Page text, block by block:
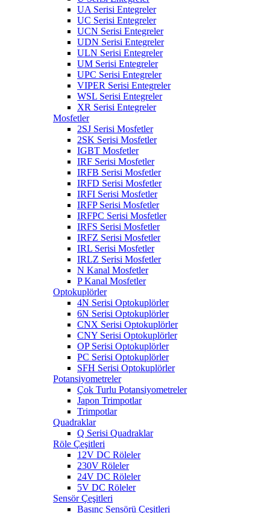
UA Serisi Entegreler
UC Serisi Entegreler
UCN Serisi Entegreler
UDN Serisi Entegreler
ULN Serisi Entegreler
UM Serisi Entegreler
UPC Serisi Entegreler
VIPER Serisi Entegreler
WSL Serisi Entegreler
XR Serisi Entegreler
Mosfetler
2SJ Serisi Mosfetler
2SK Serisi Mosfetler
IGBT Mosfetler
IRF Serisi Mosfetler
IRFB Serisi Mosfetler
IRFD Serisi Mosfetler
IRFI Serisi Mosfetler
IRFP Serisi Mosfetler
IRFPC Serisi Mosfetler
IRFS Serisi Mosfetler
IRFZ Serisi Mosfetler
IRL Serisi Mosfetler
IRLZ Serisi Mosfetler
N Kanal Mosfetler
P Kanal Mosfetler
Optokuplörler
4N Serisi Optokuplörler
6N Serisi Optokuplörler
CNX Serisi Optokuplörler
CNY Serisi Optokuplörler
OP Serisi Optokuplörler
PC Serisi Optokuplörler
SFH Serisi Optokuplörler
Potansiyometreler
Çok Turlu Potansiyometreler
Japon Trimpotlar
Trimpotlar
Quadraklar
Q Serisi Quadraklar
Röle Çeşitleri
12V DC Röleler
230V Röleler
24V DC Röleler
5V DC Röleler
Sensör Çeşitleri
Basınç Sensörü Çeşitleri